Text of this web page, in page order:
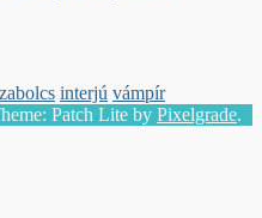
interjú vámpír
Patch Lite by Pixelgrade.